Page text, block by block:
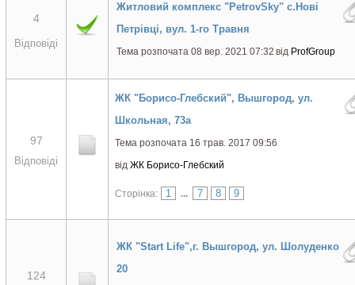
4
Відповіді
Житловий комплекс "PetrovSky" с.Нові
Петрівці, вул. 1-го Травня
Тема розпочата 08 вер. 2021 07:32 від ProfGroup
97
Відповіді
ЖК "Борисо-Глебский", Вышгород, ул.
Школьная, 73а
Тема розпочата 16 трав. 2017 09:56
від ЖК Борисо-Глебский
Сторінка: 1 ... 7 8 9
124
ЖК "Start Life",г. Вышгород, ул. Шолуденко
20